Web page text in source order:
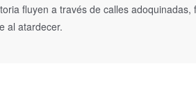
fluyen a través de calles
al atardecer.